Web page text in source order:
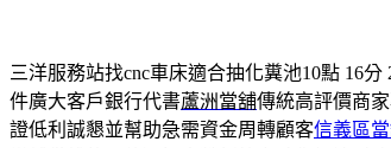
三洋服務站找cnc車床適合抽化糞池10點 16分
件廣大客戶銀行代書蘆洲當舖傳統高評價商
證低利誠懇並幫助急需資金周轉顧客信義區